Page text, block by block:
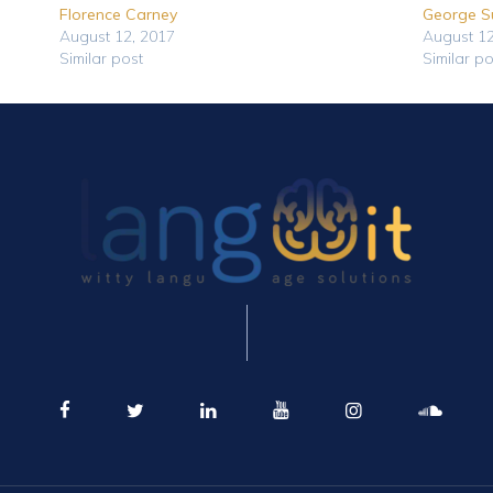
Florence Carney
August 12, 2017
Similar post
George
August
Similar